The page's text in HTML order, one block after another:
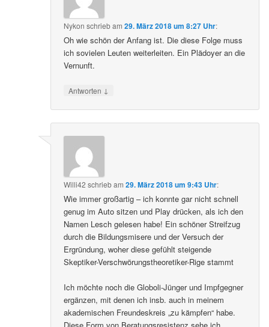
Nykon schriebam29. März 2018 um 8:27 Uhr:
Oh wie schön der Anfang ist. Die diese Folge muss
ich sovielen Leuten weiterleiten. Ein Plädoyer an die
Vernunft.
Antworten ↓
Willi42 schriebam29. März 2018 um 9:43 Uhr:
Wie immer großartig – ich konnte gar nicht schnell
genug im Auto sitzen und Play drücken, als ich den
Namen Lesch gelesen habe! Ein schöner Streifzug
durch die Bildungsmisere und der Versuch der
Ergründung, woher diese gefühlt steigende
Skeptiker-Verschwörungstheoretiker-Rige stammt
Ich möchte noch die Globoli-Jünger und Impfgegner
ergänzen, mit denen ich insb. auch in meinem
akademischen Freundeskreis „zu kämpfen“ habe.